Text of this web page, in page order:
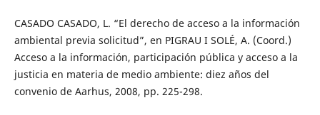
CASADO CASADO, L. “El derecho de acceso a la información
ambiental previa solicitud”, en PIGRAU I SOLÉ, A. (Coord.)
Acceso a la información, participación pública y acceso a la
justicia en materia de medio ambiente: diez años del
convenio de Aarhus, 2008, pp. 225-298.